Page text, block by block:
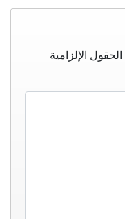
الحقول الإلزامية